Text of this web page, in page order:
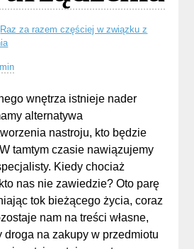
Raz za razem częściej w związku z
wnętrza istnieje nader
alternatywa
nastroju, kto będzie
tamtym czasie nawiązujemy
Kiedy chociaż
nas nie zawiedzie? Oto parę
tok bieżącego życia, coraz
nam na treści własne,
droga na zakupy w przedmiotu